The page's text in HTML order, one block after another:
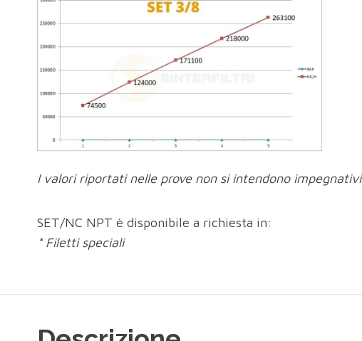
I valori riportati nelle prove non si intendono impegnativi
SET/NC NPT è disponibile a richiesta in:
* Filetti speciali